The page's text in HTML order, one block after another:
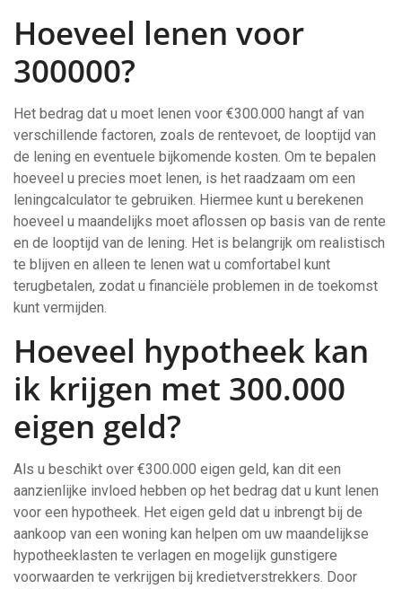
Hoeveel lenen voor
300000?
Het bedrag dat u moet lenen voor €300.000 hangt af van
verschillende factoren, zoals de rentevoet, de looptijd van
de lening en eventuele bijkomende kosten. Om te bepalen
hoeveel u precies moet lenen, is het raadzaam om een
leningcalculator te gebruiken. Hiermee kunt u berekenen
hoeveel u maandelijks moet aflossen op basis van de rente
en de looptijd van de lening. Het is belangrijk om realistisch
te blijven en alleen te lenen wat u comfortabel kunt
terugbetalen, zodat u financiële problemen in de toekomst
kunt vermijden.
Hoeveel hypotheek kan
ik krijgen met 300.000
eigen geld?
Als u beschikt over €300.000 eigen geld, kan dit een
aanzienlijke invloed hebben op het bedrag dat u kunt lenen
voor een hypotheek. Het eigen geld dat u inbrengt bij de
aankoop van een woning kan helpen om uw maandelijkse
hypotheeklasten te verlagen en mogelijk gunstigere
voorwaarden te verkrijgen bij kredietverstrekkers. Door